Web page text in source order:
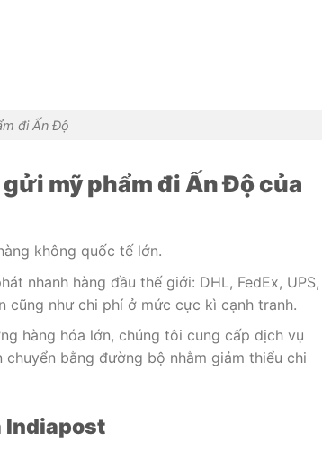
đi Ấn Độ
mỹ phẩm đi Ấn Độ của
không quốc tế lớn.
nhanh hàng đầu thế giới: DHL, FedEx, UPS,
như chi phí ở mức cực kì cạnh tranh.
hàng hóa lớn, chúng tôi cung cấp dịch vụ
bằng đường bộ nhằm giảm thiểu chi
Indiapost